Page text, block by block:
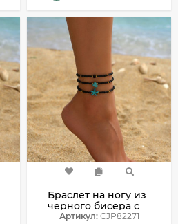
Браслет на ногу из
черного бисера с
бирюзой CJP82271
Артикул:CJP82271